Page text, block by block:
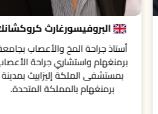
بروفيسور اكاش
استشاري جراحة المخ
شبكة أليغيني الصحية، بنسلفانيا،
مساعد في جراحة الأعصاب في
الطب بجامعة دريكسل،